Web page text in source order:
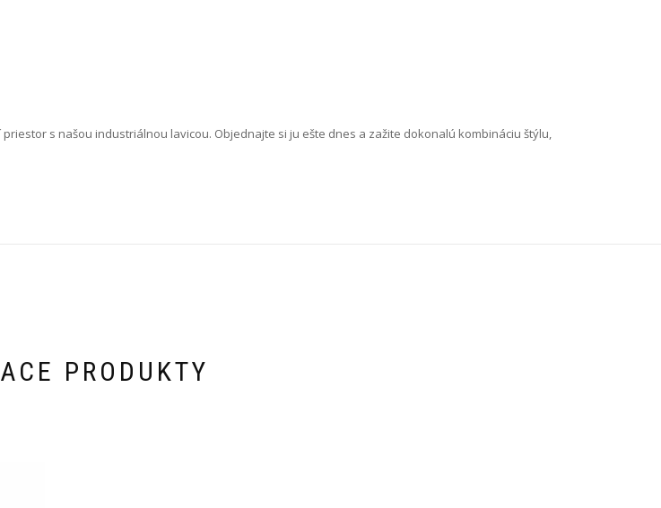
s našou industriálnou lavicou. Objednajte si ju ešte dnes a zažite dokonalú kombináciu štýlu,
PRODUKTY